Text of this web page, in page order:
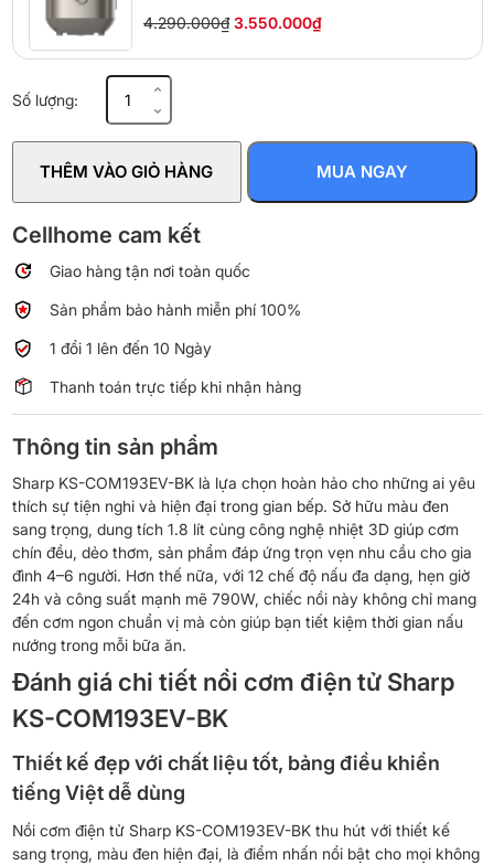
4.290.000₫ 3.550.000₫
Số lượng:cơm
Sharp
KS-
BK
1.8
số
lượng
THÊM VÀO GIỎ HÀNG MUA NGAY
Cellhome cam kết
Giao hàng tận nơi toàn quốc
Sản phẩm bảo hành miễn phí 100%
1 đổi 1 lên đến 10 Ngày
Thanh toán trực tiếp khi nhận hàng
Thông tin sản phẩm
Sharp KS-COM193EV-BK là lựa chọn hoàn hảo cho những ai yêu
thích sự tiện nghi và hiện đại trong gian bếp. Sở hữu màu đen
sang trọng, dung tích 1.8 lít cùng công nghệ nhiệt 3D giúp cơm
chín đều, dẻo thơm, sản phẩm đáp ứng trọn vẹn nhu cầu cho gia
đình 4–6 người. Hơn thế nữa, với 12 chế độ nấu đa dạng, hẹn giờ
24h và công suất mạnh mẽ 790W, chiếc nồi này không chỉ mang
đến cơm ngon chuẩn vị mà còn giúp bạn tiết kiệm thời gian nấu
nướng trong mỗi bữa ăn.
Đánh giá chi tiết nồi cơm điện tử Sharp
KS-COM193EV-BK
Thiết kế đẹp với chất liệu tốt, bảng điều khiển
tiếng Việt dễ dùng
Nồi cơm điện tử Sharp KS-COM193EV-BK thu hút với thiết kế
sang trọng, màu đen hiện đại, là điểm nhấn nổi bật cho mọi không